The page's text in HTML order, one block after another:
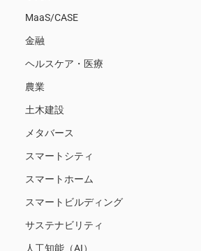
MaaS/CASE
金融
ヘルスケア・医療
農業
土木建設
メタバース
スマートシティ
スマートホーム
スマートビルディング
サステナビリティ
人工知能（AI）